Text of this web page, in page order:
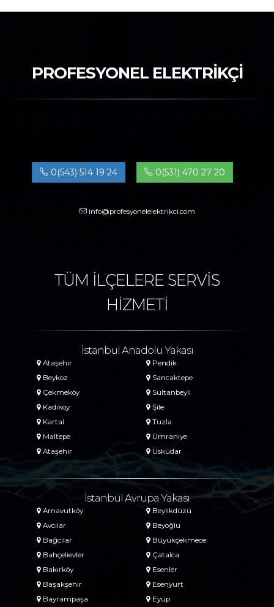
PROFESYONEL ELEKTRİKÇİ
0(543) 514 19 24 0(531) 470 27 20
info@profesyonelelektrikci.com
TÜM İLÇELERE SERVİS
HİZMETİ
İstanbul Anadolu Yakası
Ataşehir
Beykoz
Çekmeköy
Kadıköy
Kartal
Maltepe
Ataşehir
Pendik
Sancaktepe
Sultanbeyli
Şile
Tuzla
Ümraniye
Üsküdar
İstanbul Avrupa Yakası
Arnavutköy
Avcılar
Bağcılar
Bahçelievler
Bakırköy
Başakşehir
Bayrampaşa
Beylikdüzü
Beyoğlu
Büyükçekmece
Çatalca
Esenler
Esenyurt
Eyüp